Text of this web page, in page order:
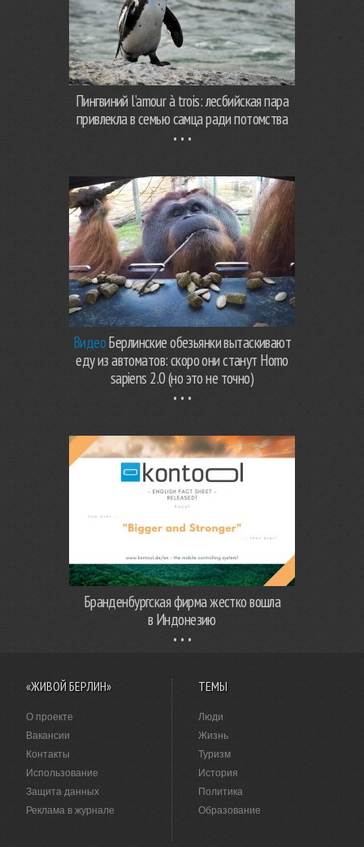
Пингвиний l’amour à trois: лесбийская пара
привлекла в семью самца ради потомства
ВидеоБерлинские обезьянки вытаскивают
еду из автоматов: скоро они станут Homo
sapiens 2.0 (но это не точно)
Бранденбургская фирма жестко вошла
в Индонезию
«ЖИВОЙ БЕРЛИН»
О проекте
Вакансии
Контакты
Использование
Защита данных
Реклама в журнале
ТЕМЫ
Люди
Жизнь
Туризм
История
Политика
Образование